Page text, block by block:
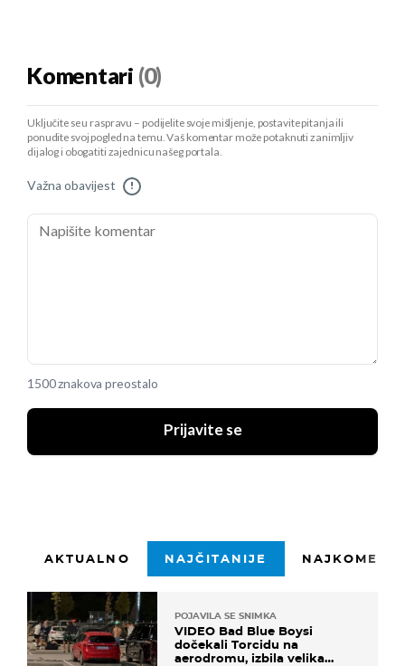
Komentari (0)
Uključite se u raspravu – podijelite svoje mišljenje, postavite pitanja ili
ponudite svoj pogled na temu. Vaš komentar može potaknuti zanimljiv
dijalog i obogatiti zajednicu našeg portala.
Važna obavijest !
1500 znakova preostalo
Prijavite se
AKTUALNO NAJČITANIJE
POJAVILA SE SNIMKA
VIDEO Bad Blue Boysi
dočekali Torcidu na
aerodromu, izbila velika